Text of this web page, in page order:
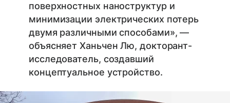
поверхностных наноструктур и
минимизации электрических потерь
двумя различными способами», —
объясняет Ханьчен Лю, докторант-
исследователь, создавший
концептуальное устройство.